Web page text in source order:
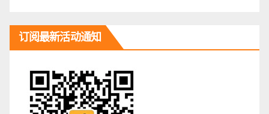
订阅最新活动通知